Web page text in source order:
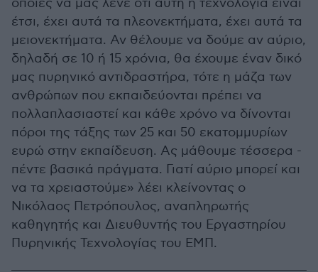
οποίες να μας λένε ότι αυτή η τεχνολογία είναι
έτσι, έχει αυτά τα πλεονεκτήματα, έχει αυτά τα
μειονεκτήματα. Αν θέλουμε να δούμε αν αύριο,
δηλαδή σε 10 ή 15 χρόνια, θα έχουμε έναν δικό
μας πυρηνικό αντιδραστήρα, τότε η μάζα των
ανθρώπων που εκπαιδεύονται πρέπει να
πολλαπλασιαστεί και κάθε χρόνο να δίνονται
πόροι της τάξης των 25 και 50 εκατομμυρίων
ευρώ στην εκπαίδευση. Ας μάθουμε τέσσερα -
πέντε βασικά πράγματα. Γιατί αύριο μπορεί και
να τα χρειαστούμε» λέει κλείνοντας ο
Νικόλαος Πετρόπουλος, αναπληρωτής
καθηγητής και Διευθυντής του Εργαστηρίου
Πυρηνικής Τεχνολογίας του ΕΜΠ.